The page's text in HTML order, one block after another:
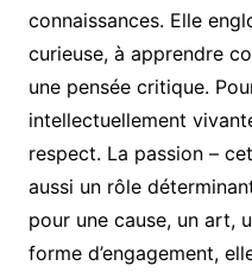
connaissances. Elle
curieuse, à apprendre
une pensée critique.
intellectuellement
respect. La passion –
aussi un rôle
pour une cause, un art,
forme d’engagement,